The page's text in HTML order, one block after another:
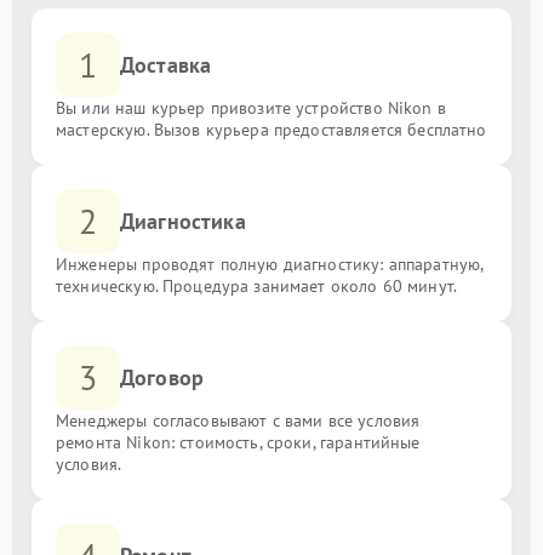
1 Доставка
Вы или наш курьер привозите устройство Nikon в
мастерскую. Вызов курьера предоставляется бесплатно
2 Диагностика
Инженеры проводят полную диагностику: аппаратную,
техническую. Процедура занимает около 60 минут.
3 Договор
Менеджеры согласовывают с вами все условия
ремонта Nikon: стоимость, сроки, гарантийные
условия.